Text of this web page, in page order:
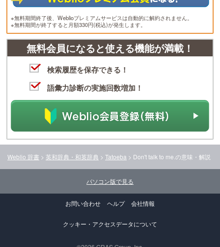
※無料期間終了後、Weblioプレミアムサービスは自動的に解約されません。
※無料期間が終了すると月額330円(税込)が発生します。
無料会員になると使える機能が満載！
検索履歴を保存できる！
語彙力診断の実施回数増加！
Weblio 辞書 > 英和辞典・和英辞典 > Tatoeba > Don't talk to me. の意味・解説
パソコン版で見る
お問い合わせ ヘルプ 会社情報
クッキー・アクセスデータについて